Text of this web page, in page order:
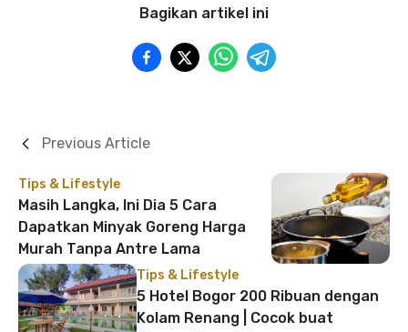
Bagikan artikel ini
Tips & Lifestyle
Masih Langka, Ini Dia 5 Cara
Dapatkan Minyak Goreng Harga
Murah Tanpa Antre Lama
Previous Article
Tips & Lifestyle
5 Hotel Bogor 200 Ribuan dengan
Kolam Renang | Cocok buat